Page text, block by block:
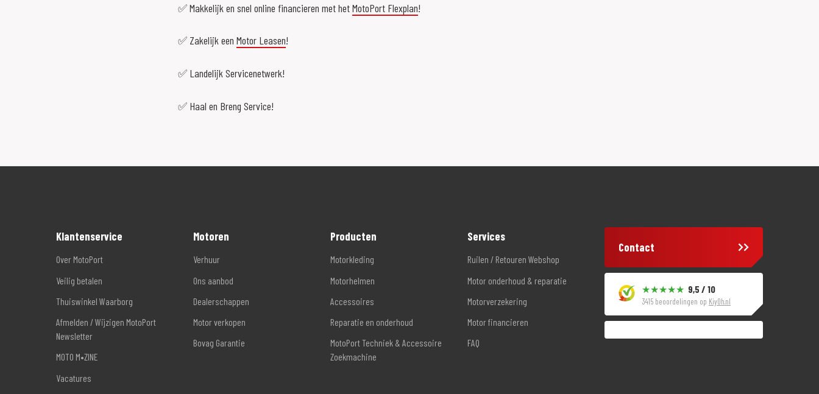
✅ Makkelijk en snel online financieren met hetMotoPort Flexplan!
✅ Zakelijk een Motor Leasen!
✅ Landelijk Servicenetwerk!
✅ Haal en Breng Service!
Klantenservice
Over MotoPort
Veilig betalen
Thuiswinkel Waarborg
Afmelden / Wijzigen MotoPort
Newsletter
MOTO M•ZINE
Vacatures
Motoren
Verhuur
Ons aanbod
Dealerschappen
Motor verkopen
Bovag Garantie
Producten
Motorkleding
Motorhelmen
Accessoires
Reparatie en onderhoud
MotoPort Techniek & Accessoire
Zoekmachine
Services
Ruilen / Retouren Webshop
Motor onderhoud & reparatie
Motorverzekering
Motor financieren
FAQ
Contact
9,5 / 10
3415 beoordelingen op KiyOh.nl